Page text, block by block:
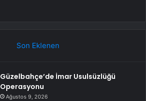
Son Eklenen
Güzelbahçe’de İmar Usulsüzlüğü
Operasyonu
Ağustos 9, 2026